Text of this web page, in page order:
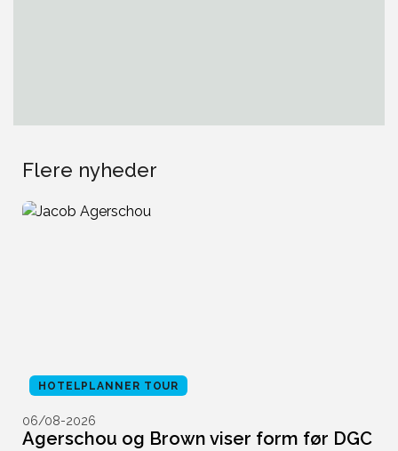
Flere nyheder
HOTELPLANNER TOUR
06/08-2026
Agerschou og Brown viser form før DGC